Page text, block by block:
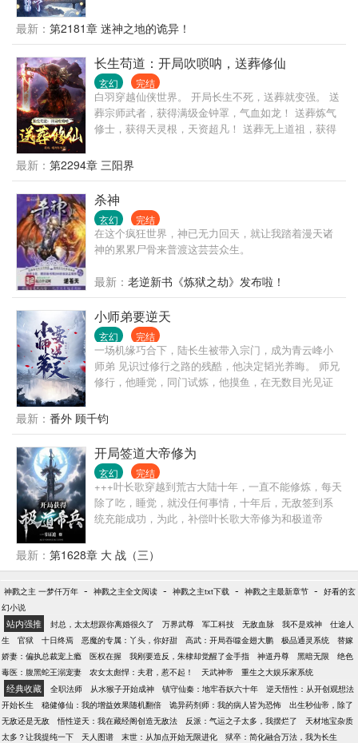
思，可每一次结果都让宗门变得更强是几个意思？ 无
数年后，武道最巅峰，楚星河看着在自己的“努力”下无
敌于天下的宗门默然无语。 有人问他，是什么让你一
路所向披靡走到今日。 楚星河：“我要说我只想毁掉自
家宗门你们信吗？” 众人拜服，不破不立，果然昊天帝
君的想法不是我们凡人可以参透的。
最新： 第2181章 迷神之地的诡异！
长生苟道：开局吹唢呐，送葬修仙
玄幻 完结
白羽穿越仙侠世界。 开局长生不死，送葬就变强。 送
葬宗师武者，获得满级金钟罩，气血如龙！ 送葬炼气
修士，获得天灵根，天资超凡！ 送葬无上道祖，获得
我肯定超度你。 送葬亿万年，坐看万古浮沉。 当他手
执白幡，黑狗相伴，露出了沙包大的拳头。 诸天万界
都轰动了。 他来了，他来了，三葬帝君他来了。 黑狗
白幡，天地难安。 白羽灿烂一笑： 白事一条龙了解一
下。
最新： 第2294章 三阳界
杀神
玄幻 完结
在这个疯狂世界，神已无力回天，就让我踏着漫天诸
神的累累尸骨来普渡这芸芸众生。
最新： 老逆新书《炼狱之劫》发布啦！
小师弟要逆天
玄幻 完结
一场机缘巧合下，陆长生被带入宗门，成为青云峰小
师弟 见识过修行之路的残酷，他决定韬光养晦。 师兄
修行，他睡觉，同门试炼，他摸鱼，在无数目光见证
六。 直到有一天，他们突然发现自己的小师弟很逆
天！
最新： 番外 顾千钧
开局签道大帝修为
玄幻 完结
+++叶长歌穿越到荒古大陆十年，一直不能修炼，每天
除了吃，睡觉，就没任何事情，十年后，无敌签到系
统充能成功，为此，补偿叶长歌大帝修为和极道帝
正在被人追杀，宿主快去解救，收其为徒，可获得：
雷之至尊骨一块，宗门建设卡一张，圣人召唤卡两
直收徒，一直爽。
最新： 第1628章 大 战（三）
神戮之主 一梦仟万年 - 神戮之主全文阅读 - 神戮之主txt下载 - 神戮之主最新章节 - 好看的玄
幻小说
站内强推 封总，太太想跟你离婚很久了 万界武尊 军工科技 无敌血脉 我不是戏神
仕途人
生
官狱 十日终焉 恶魔的专属：丫头，你好甜 高武：开局吞噬金翅大鹏 极品通灵系统
替嫁
娇妻：偏执总裁宠上瘾
医权在握 我刚要造反，朱棣却觉醒了金手指 神道丹尊 黑暗无限
绝色
毒医：腹黑蛇王溺宠妻
农女太彪悍：夫君，惹不起！ 天武神帝 重生之大娱乐家系统
经典收藏 全职法师 从水猴子开始成神 镇守仙秦：地牢吞妖六十年
逆天悟性：从开创观想法
开始长生
稳健修仙：我的增益效果随机翻倍 诡异药剂师：我的病人皆为恐怖
出生秒仙帝，除了
无敌还是无敌
悟性逆天：我在藏经阁创造无敌法 反派：气运之子太多，我摆烂了
天材地宝杂质
太多？让我提纯一下
天人图谱 末世：从加点开始无限进化
狱卒：简化融合万法，我为长生